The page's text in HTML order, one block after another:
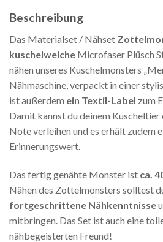
Beschreibung
Das Materialset / Nähset
kuschelweiche Microfaser Plüsch
nähen unseres Kuschelmonsters
Nähmaschine, verpackt in einer
ist außerdem ein Textil-Label zum
Damit kannst du deinem Kuscheltier
Note verleihen und es erhält zudem
Erinnerungswert.
Das fertig genähte Monster ist ca.
Nähen des Zottelmonsters solltest
fortgeschrittene Nähkenntnisse
mitbringen. Das Set ist auch eine
nähbegeisterten Freund!